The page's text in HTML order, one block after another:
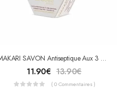
MAKARI SAVON Antiseptique Aux 3 Huiles Essentielles 200g
11.90€ 13.90€
( 0 Commentaires )